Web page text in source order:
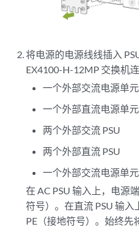
将电源的电源线线插入
EX4100-H-12MP 交换机
一个外部交流电源单元
一个外部直流电源单元
两个外部交流 PSU
两个外部直流 PSU
一个外部交流电源单
在 AC PSU 输入上，电源
符号）。在直流 PSU 输
PE（接地符号）。始终先